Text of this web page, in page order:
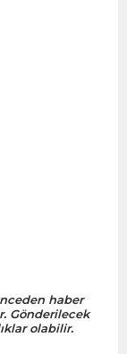
haber
Gönderilecek
olabilir.